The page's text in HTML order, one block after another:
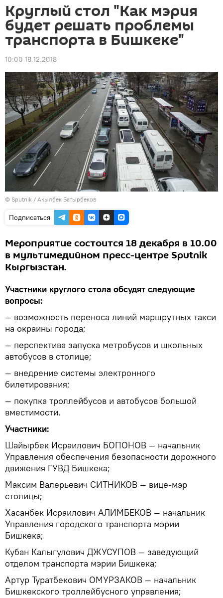
Круглый стол "Как мэрия
будет решать проблемы
транспорта в Бишкеке"
10:00 18.12.2018
© Sputnik / Акылбек Батырбеков
Подписаться
Мероприятие состоится 18 декабря в 10.00
в мультимедийном пресс-центре Sputnik
Кыргызстан.
Участники круглого стола обсудят следующие
вопросы:
— возможность переноса линий маршрутных такси
на окраины города;
— перспектива запуска метробусов и школьных
автобусов в столице;
— внедрение системы электронного
билетирования;
— покупка троллейбусов и автобусов большой
вместимости.
Участники:
Шайырбек Исраилович БОПОНОВ — начальник
Управления обеспечения безопасности дорожного
движения ГУВД Бишкека;
Максим Валерьевич СИТНИКОВ — вице-мэр
столицы;
Хасанбек Исраилович АЛИМБЕКОВ — начальник
Управления городского транспорта мэрии
Бишкека;
Кубан Калыгулович ДЖУСУПОВ — заведующий
отделом транспорта мэрии Бишкека;
Артур Туратбекович ОМУРЗАКОВ — начальник
Бишкекского троллейбусного управления;